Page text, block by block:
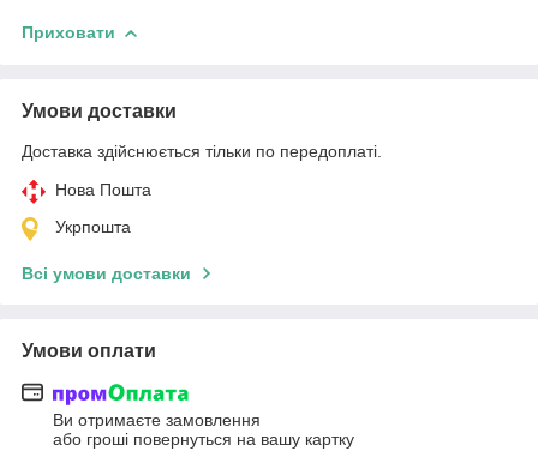
Приховати
Умови доставки
Доставка здійснюється тільки по передоплаті.
Нова Пошта
Укрпошта
Всі умови доставки
Умови оплати
Ви отримаєте замовлення
або гроші повернуться на вашу картку